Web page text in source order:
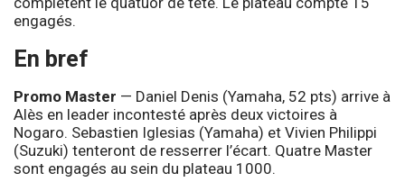
engagés.
En bref
Promo Master — Daniel Denis (Yamaha, 52 pts) arrive à
Alès en leader incontesté après deux victoires à
Nogaro. Sebastien Iglesias (Yamaha) et Vivien Philippi
(Suzuki) tenteront de resserrer l’écart. Quatre Master
sont engagés au sein du plateau 1000.